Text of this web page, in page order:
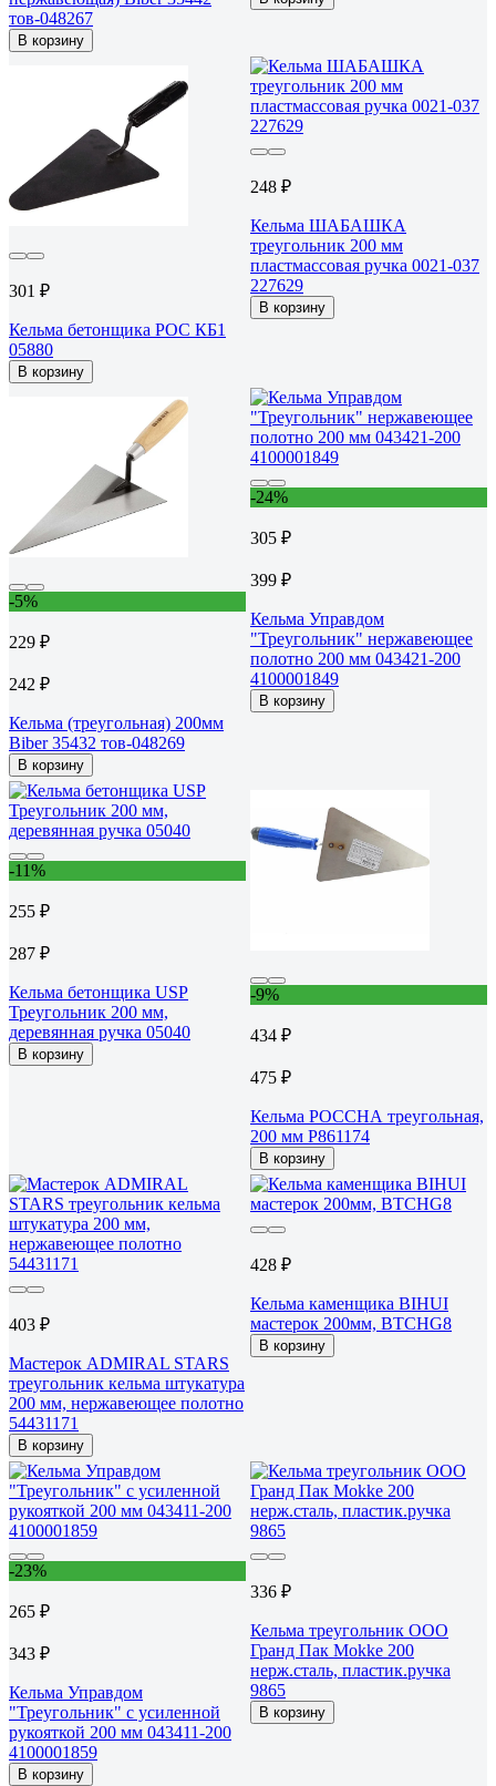
тов-048267
В корзину
301 ₽
Кельма бетонщика РОС КБ1
05880
В корзину
248 ₽
Кельма ШАБАШКА
треугольник 200 мм
пластмассовая ручка 0021-037
227629
В корзину
-5%
229 ₽
242 ₽
Кельма (треугольная) 200мм
Biber 35432 тов-048269
В корзину
-24%
305 ₽
399 ₽
Кельма Управдом
"Треугольник" нержавеющее
полотно 200 мм 043421-200
4100001849
В корзину
-11%
255 ₽
287 ₽
Кельма бетонщика USP
Треугольник 200 мм,
деревянная ручка 05040
В корзину
-9%
434 ₽
475 ₽
Кельма РОССНА треугольная,
200 мм Р861174
В корзину
403 ₽
Мастерок ADMIRAL STARS
треугольник кельма штукатура
200 мм, нержавеющее полотно
54431171
В корзину
428 ₽
Кельма каменщика BIHUI
мастерок 200мм, BTCHG8
В корзину
-23%
265 ₽
343 ₽
Кельма Управдом
"Треугольник" с усиленной
рукояткой 200 мм 043411-200
4100001859
В корзину
336 ₽
Кельма треугольник ООО
Гранд Пак Mokke 200
нерж.сталь, пластик.ручка
9865
В корзину